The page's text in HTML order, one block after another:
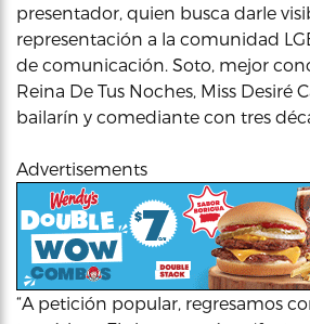
presentador, quien busca darle
representación a la comunidad
de comunicación. Soto, mejor
Reina De Tus Noches, Miss Desiré
bailarín y comediante con tres
Advertisements
“A petición popular, regresamos